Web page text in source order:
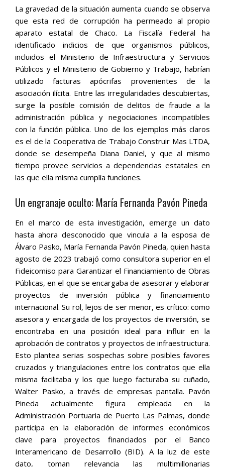
La gravedad de la situación aumenta cuando se observa
que esta red de corrupción ha permeado al propio
aparato estatal de Chaco. La Fiscalía Federal ha
identificado indicios de que organismos públicos,
incluidos el Ministerio de Infraestructura y Servicios
Públicos y el Ministerio de Gobierno y Trabajo, habrían
utilizado facturas apócrifas provenientes de la
asociación ilícita. Entre las irregularidades descubiertas,
surge la posible comisión de delitos de fraude a la
administración pública y negociaciones incompatibles
con la función pública. Uno de los ejemplos más claros
es el de la Cooperativa de Trabajo Construir Mas LTDA,
donde se desempeña Diana Daniel, y que al mismo
tiempo provee servicios a dependencias estatales en
las que ella misma cumplía funciones.
Un engranaje oculto: María Fernanda Pavón Pineda
En el marco de esta investigación, emerge un dato
hasta ahora desconocido que vincula a la esposa de
Álvaro Pasko, María Fernanda Pavón Pineda, quien hasta
agosto de 2023 trabajó como consultora superior en el
Fideicomiso para Garantizar el Financiamiento de Obras
Públicas, en el que se encargaba de asesorar y elaborar
proyectos de inversión pública y financiamiento
internacional. Su rol, lejos de ser menor, es crítico: como
asesora y encargada de los proyectos de inversión, se
encontraba en una posición ideal para influir en la
aprobación de contratos y proyectos de infraestructura.
Esto plantea serias sospechas sobre posibles favores
cruzados y triangulaciones entre los contratos que ella
misma facilitaba y los que luego facturaba su cuñado,
Walter Pasko, a través de empresas pantalla. Pavón
Pineda actualmente figura empleada en la
Administración Portuaria de Puerto Las Palmas, donde
participa en la elaboración de informes económicos
clave para proyectos financiados por el Banco
Interamericano de Desarrollo (BID). A la luz de este
dato, toman relevancia las multimillonarias